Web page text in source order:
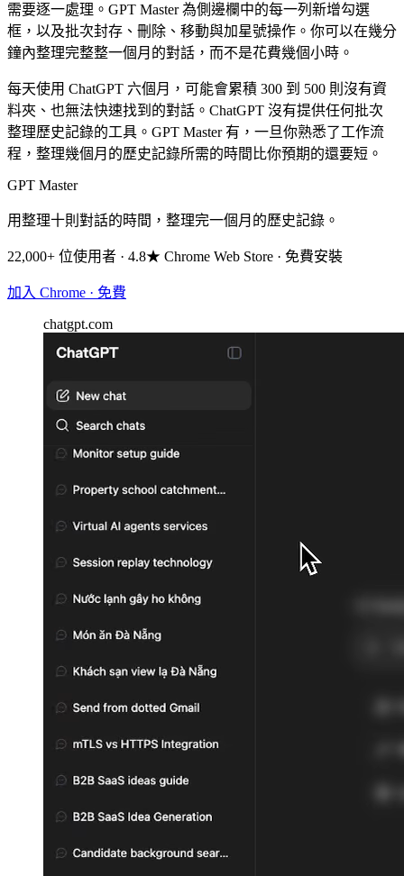
需要逐一處理。GPT Master 為側邊欄中的每一列新增勾選
框，以及批次封存、刪除、移動與加星號操作。你可以在幾分
鐘內整理完整整一個月的對話，而不是花費幾個小時。
每天使用 ChatGPT 六個月，可能會累積 300 到 500 則沒有資
料夾、也無法快速找到的對話。ChatGPT 沒有提供任何批次
整理歷史記錄的工具。GPT Master 有，一旦你熟悉了工作流
程，整理幾個月的歷史記錄所需的時間比你預期的還要短。
GPT Master
用整理十則對話的時間，整理完一個月的歷史記錄。
22,000+ 位使用者 · 4.8★ Chrome Web Store · 免費安裝
加入 Chrome · 免費
chatgpt.com